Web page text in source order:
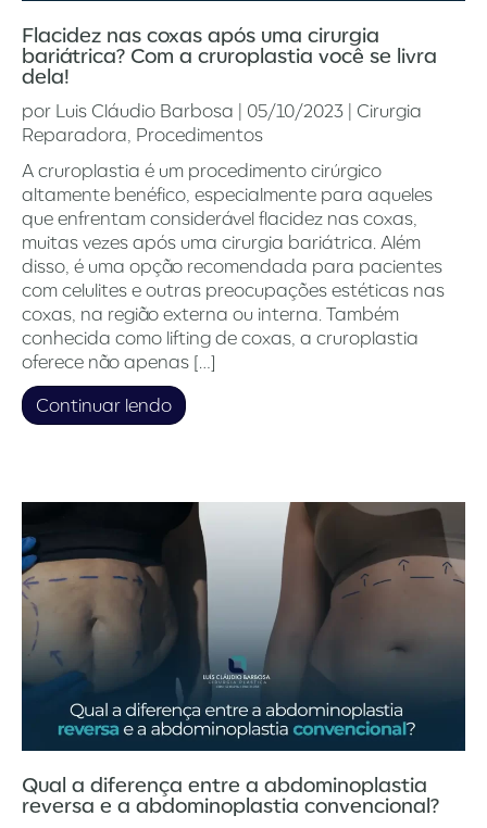
Flacidez nas coxas após uma cirurgia
bariátrica? Com a cruroplastia você se livra
dela!
por Luis Cláudio Barbosa | 05/10/2023 | Cirurgia
Reparadora Procedimentos
A cruroplastia é um procedimento cirúrgico
altamente benéfico, especialmente para aqueles
que enfrentam considerável flacidez nas coxas,
muitas vezes após uma cirurgia bariátrica. Além
disso, é uma opção recomendada para pacientes
com celulites e outras preocupações estéticas nas
coxas, na região externa ou interna. Também
conhecida como lifting de coxas, a cruroplastia
oferece não apenas […]
Continuar lendo
Qual a diferença entre a abdominoplastia
reversa e a abdominoplastia convencional?